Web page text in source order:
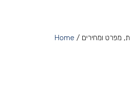
Home /